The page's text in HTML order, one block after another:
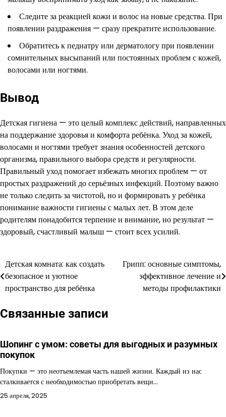
Следите за реакцией кожи и волос на новые средства. При
появлении раздражения — сразу прекратите использование.
Обратитесь к педиатру или дерматологу при появлении
сомнительных высыпаний или постоянных проблем с кожей,
волосами или ногтями.
Вывод
Детская гигиена — это целый комплекс действий, направленных
на поддержание здоровья и комфорта ребёнка. Уход за кожей,
волосами и ногтями требует знания особенностей детского
организма, правильного выбора средств и регулярности.
Правильный уход помогает избежать многих проблем — от
простых раздражений до серьёзных инфекций. Поэтому важно
не только следить за чистотой, но и формировать у ребёнка
понимание важности гигиены с малых лет. В этом деле
родителям понадобится терпение и внимание, но результат —
здоровый, счастливый малыш — стоит всех усилий.
Навигация
по
Детская комната: как создать
безопасное и уютное
пространство для ребёнка
Грипп: основные симптомы,
эффективное лечение и
методы профилактики
Связанные записи
Шопинг с умом: советы для выгодных и разумных
покупок
Покупки — это неотъемлемая часть нашей жизни. Каждый из нас
сталкивается с необходимостью приобретать вещи…
25 апреля, 2025